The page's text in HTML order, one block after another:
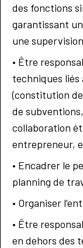
des fonctions
garantissant
une
• Être
techniques liés
(constitution
de
collaboration
entrepreneur,
• Encadrer le
planning de
• Organiser
• Être
en dehors des